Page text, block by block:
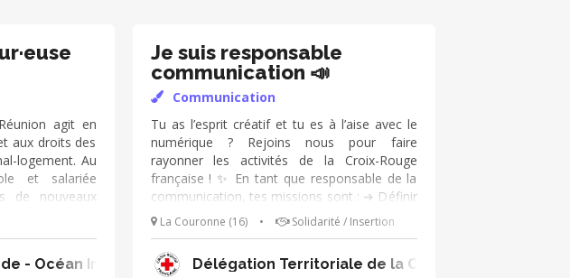
Ouvrages et Revues - ADIFLOR
agit en
aux droits des
logement. Au
et salariée
de nouveaux
vidéos et le
à récolter le
précarité de
insalubre, ...)
- Océan Indien
Je suis responsable
communication 📣
Communication
Tu as l’esprit créatif et tu es à l’aise avec le
numérique ? Rejoins nous pour faire
rayonner les activités de la Croix-Rouge
française ! ✨ En tant que responsable de la
communication, tes missions sont : ➔ Définir
la stratégie de communication du territoire
en lien avec les équipes ➔ Animer les réseaux
sociaux ➔ Créer des supports de
communication en fonction des besoins
La Couronne (16) • Solidarité / Insertion
Délégation Territoriale de la Charente